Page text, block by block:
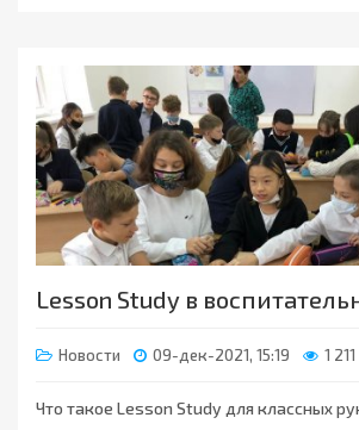
Lesson Study в
Новости 09-дек-2021, 15:19 1 211
Что такое Lesson Study для классных